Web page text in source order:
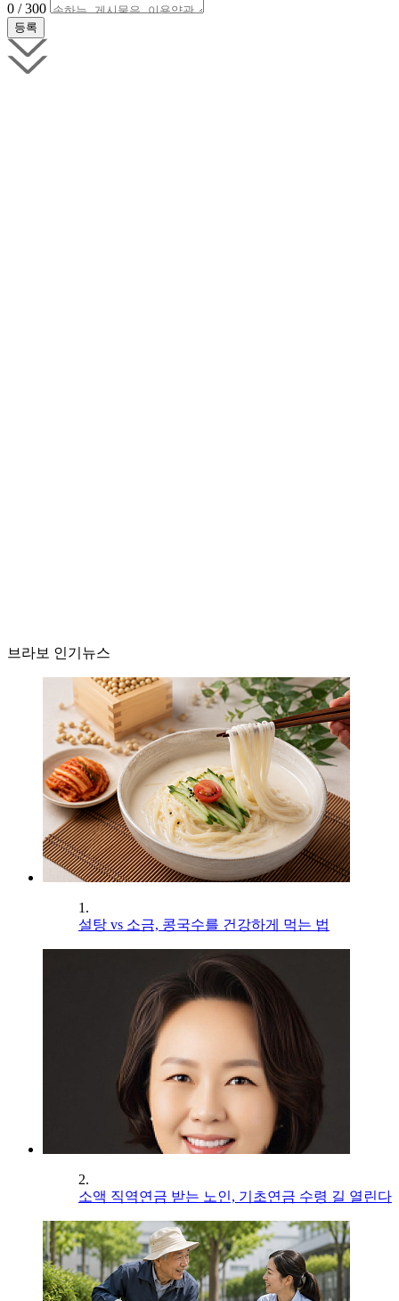
0 / 300
브라보 인기뉴스
1.
설탕 vs 소금, 콩국수를 건강하게 먹는 법
2.
소액 직역연금 받는 노인, 기초연금 수령 길 열린다